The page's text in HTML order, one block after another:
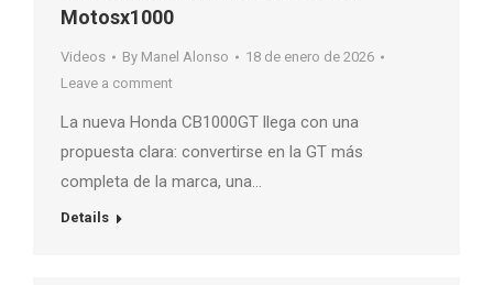
Motosx1000
Videos By Manel Alonso
18 de enero de 2026
Leave a comment
La nueva Honda CB1000GT llega con una
propuesta clara: convertirse en la GT más
completa de la marca, una…
Details